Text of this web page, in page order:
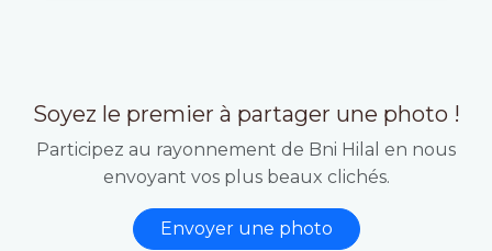
Soyez le premier à partager une photo !
Participez au rayonnement de Bni Hilal en nous
envoyant vos plus beaux clichés.
Envoyer une photo